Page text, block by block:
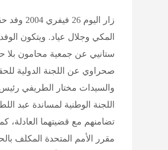
زار
المكي وجلال عياد. ويتكون
ستانيي عن جمعية محامون بلا
صحراوي عن اللجنة الدولية
والسيدات مختار الطريفي
اللجنة الوطنية لمساندة عبد
تضامنهم مع قضيتهما العادلة،
مقرر الأمم المتحدة المكلف